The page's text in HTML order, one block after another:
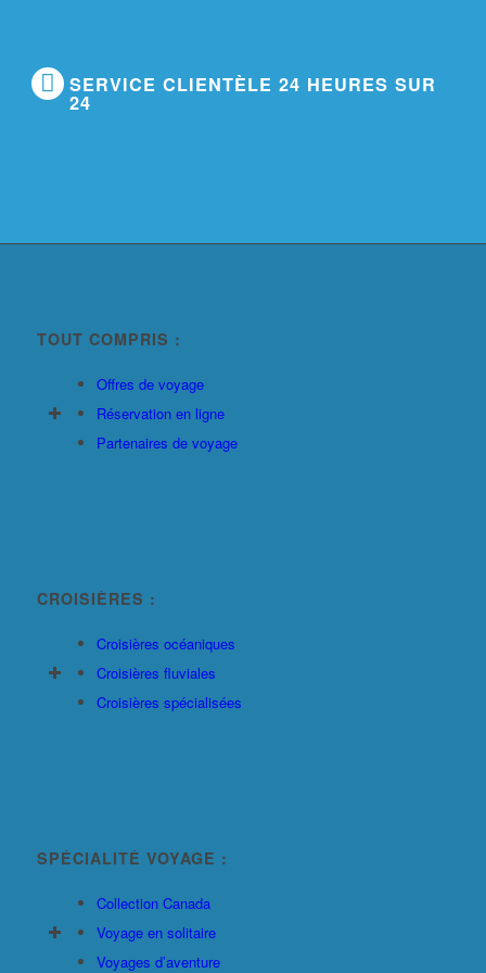
SERVICE CLIENTÈLE 24 HEURES SUR
24
TOUT COMPRIS :
Offres de voyage
Réservation en ligne
Partenaires de voyage
CROISIÈRES :
Croisières océaniques
Croisières fluviales
Croisières spécialisées
SPÉCIALITÉ VOYAGE :
Collection Canada
Voyage en solitaire
Voyages d’aventure